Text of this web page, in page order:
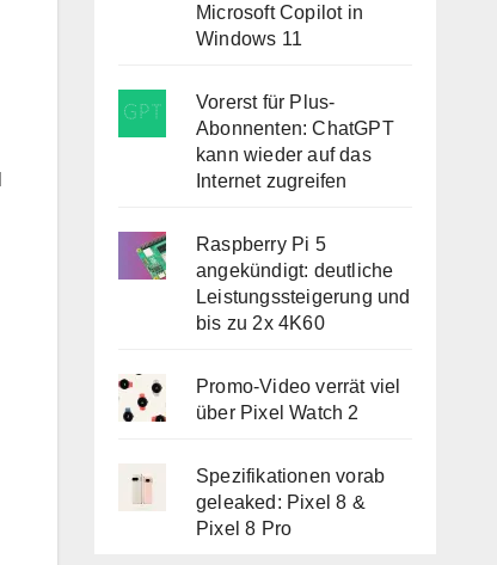
Microsoft Copilot in
Windows 11
Vorerst für Plus-
Abonnenten: ChatGPT
kann wieder auf das
Internet zugreifen
Raspberry Pi 5
angekündigt: deutliche
Leistungssteigerung und
bis zu 2x 4K60
Promo-Video verrät viel
über Pixel Watch 2
Spezifikationen vorab
geleaked: Pixel 8 &
Pixel 8 Pro